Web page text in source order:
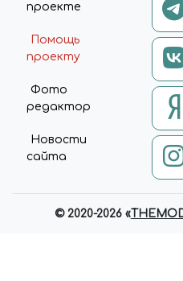
проекте
Помощь
проекту
Фото
редактор
Новости
сайта
© 2020-2026 «